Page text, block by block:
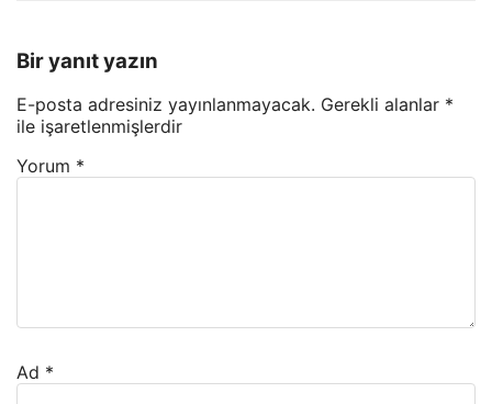
Bir yanıt yazın
E-posta adresiniz yayınlanmayacak. Gerekli alanlar *
ile işaretlenmişlerdir
Yorum *
Ad *